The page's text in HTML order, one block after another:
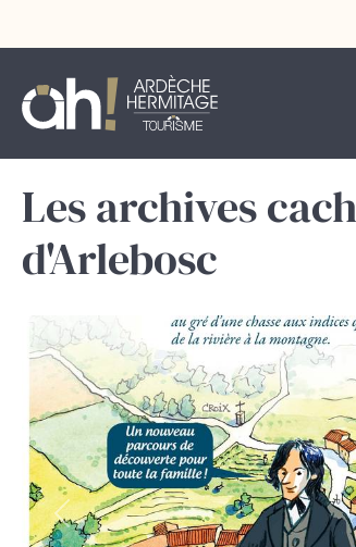
Les archives
d'Arlebosc
Vorige